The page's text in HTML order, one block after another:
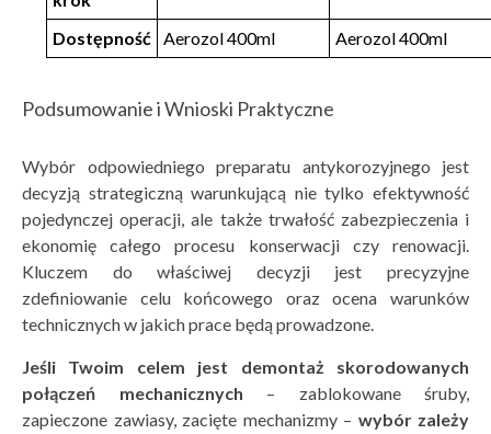
Dostępność Aerozol 400ml Aerozol 400ml
Podsumowanie i Wnioski Praktyczne
Wybór odpowiedniego preparatu antykorozyjnego jest
decyzją strategiczną warunkującą nie tylko efektywność
pojedynczej operacji, ale także trwałość zabezpieczenia i
ekonomię całego procesu konserwacji czy renowacji.
Kluczem do właściwej decyzji jest precyzyjne
zdefiniowanie celu końcowego oraz ocena warunków
technicznych w jakich prace będą prowadzone.
Jeśli Twoim celem jest demontaż skorodowanych
połączeń mechanicznych – zablokowane śruby,
zapieczone zawiasy, zacięte mechanizmy – wybór zależy